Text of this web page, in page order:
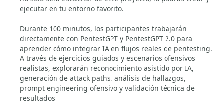
ejecutar en tu entorno favorito.
Durante 100 minutos, los participantes trabajarán
directamente con PentestGPT y PentestGPT 2.0 para
aprender cómo integrar IA en flujos reales de pentesting.
A través de ejercicios guiados y escenarios ofensivos
realistas, explorarán reconocimiento asistido por IA,
generación de attack paths, análisis de hallazgos,
prompt engineering ofensivo y validación técnica de
resultados.